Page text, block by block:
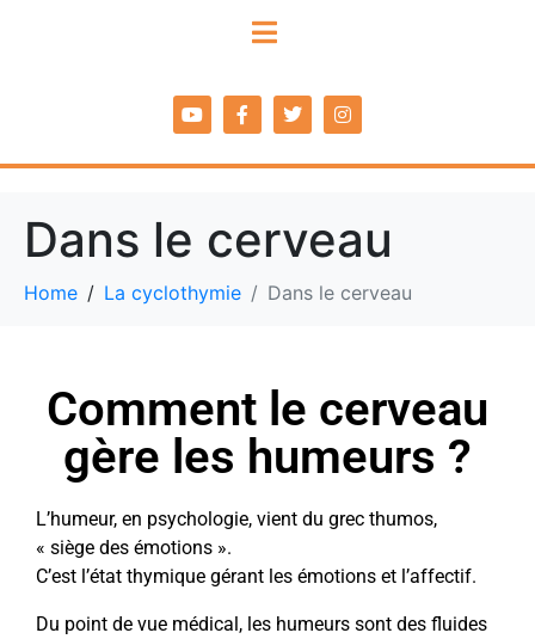
Dans le cerveau
Home La cyclothymie Dans le cerveau
Comment le cerveau
gère les humeurs ?
L’humeur, en psychologie, vient du grec thumos,
« siège des émotions ».
C’est l’état thymique gérant les émotions et l’affectif.
Du point de vue médical, les humeurs sont des fluides